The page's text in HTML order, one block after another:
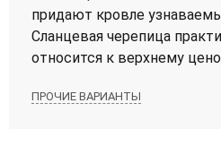
придают кровле
Сланцевая черепица
относится к верхнему
ПРОЧИЕ ВАРИАНТЫ